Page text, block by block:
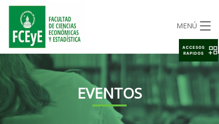
MENÚ
EVENTOS
ACCESOS
RAPIDOS